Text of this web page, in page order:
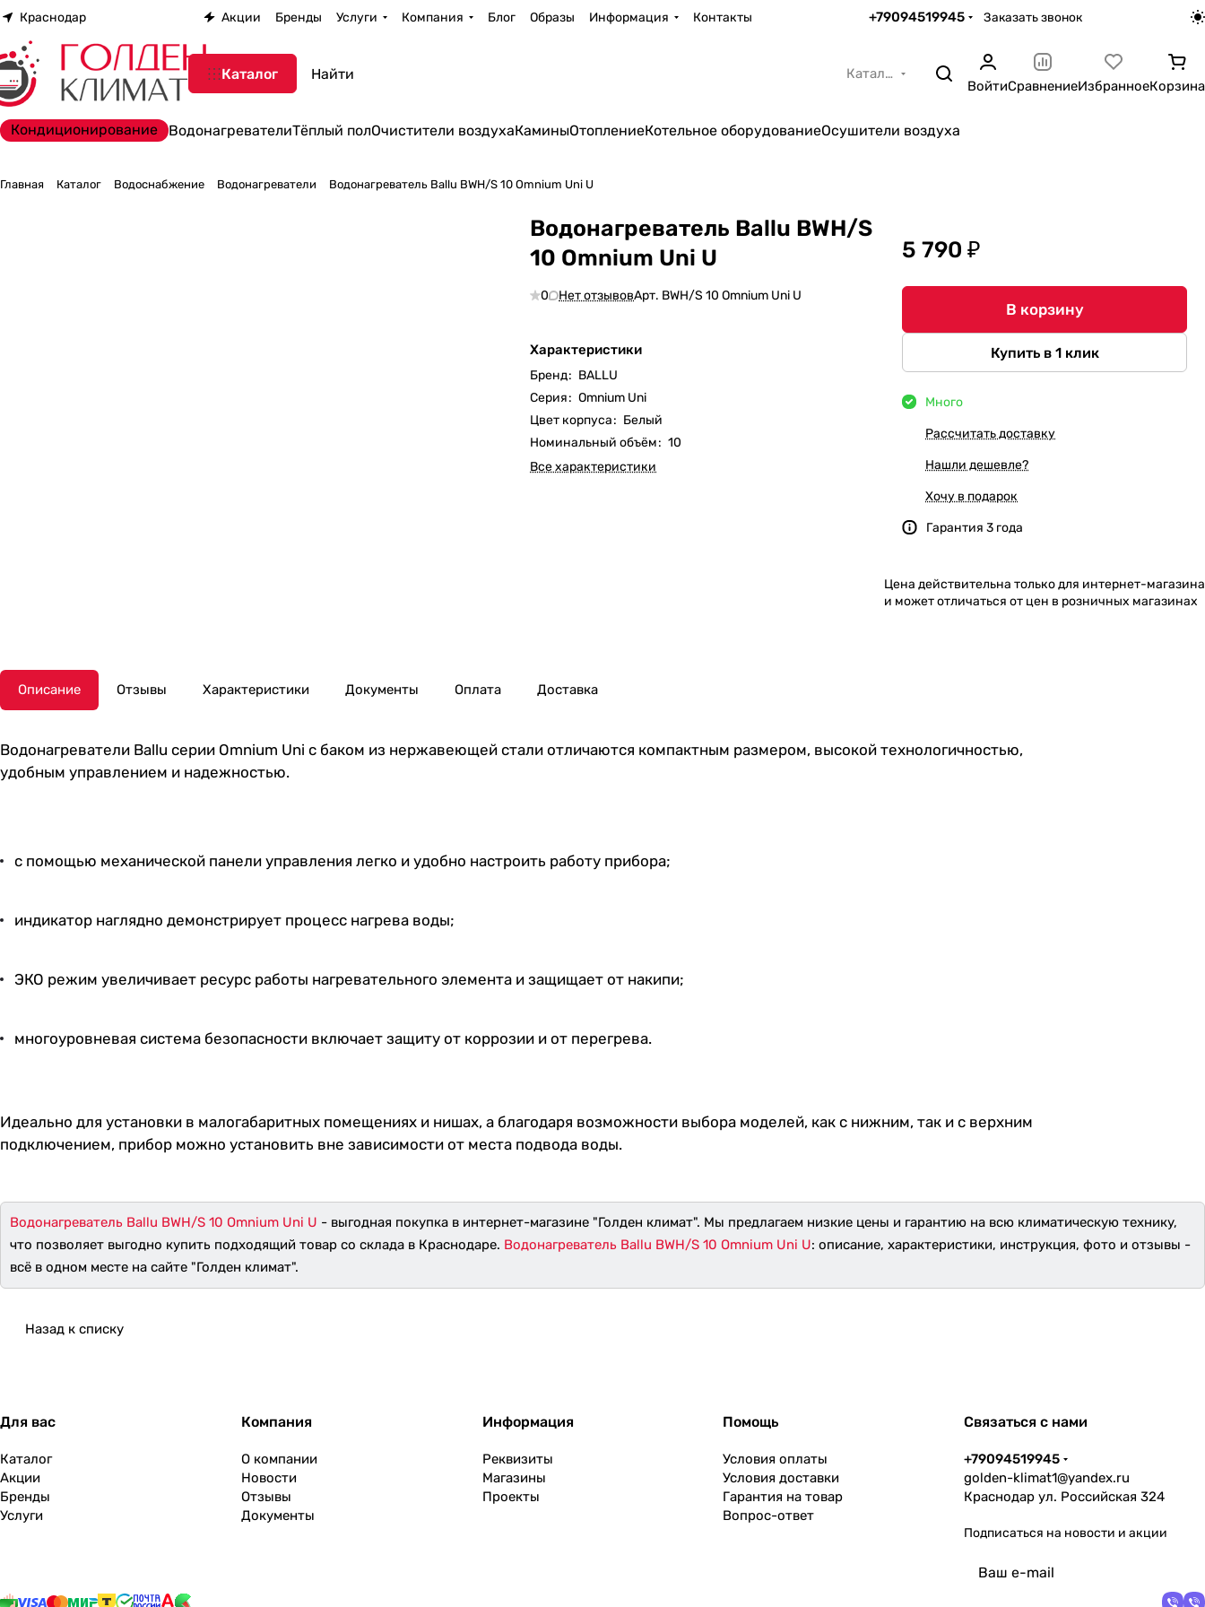
Краснодар Акции Бренды Услуги Компания Блог Образы Информация Контакты +79094519945 Заказать звонок
Каталог Каталог
ВойтиСравнениеИзбранноеКорзина
Кондиционирование ВодонагревателиТёплый полОчистители воздухаКаминыОтоплениеКотельное оборудованиеОсушители воздуха
Главная Каталог Водоснабжение Водонагреватели Водонагреватель Ballu BWH/S 10 Omnium Uni U
Водонагреватель Ballu BWH/S
10 Omnium Uni U
0 Нет отзывовАрт. BWH/S 10 Omnium Uni U
Характеристики
Бренд: BALLU
Серия: Omnium Uni
Цвет корпуса: Белый
Номинальный объём: 10
Все характеристики
5 790 ₽
В корзину
Купить в 1 клик
Много
Рассчитать доставку
Нашли дешевле?
Хочу в подарок
Гарантия 3 года
Цена действительна только для интернет-магазина
и может отличаться от цен в розничных магазинах
Описание Отзывы Характеристики Документы Оплата Доставка
Водонагреватели Ballu серии Omnium Uni с баком из нержавеющей стали отличаются компактным размером, высокой технологичностью,
удобным управлением и надежностью.
с помощью механической панели управления легко и удобно настроить работу прибора;
индикатор наглядно демонстрирует процесс нагрева воды;
ЭКО режим увеличивает ресурс работы нагревательного элемента и защищает от накипи;
многоуровневая система безопасности включает защиту от коррозии и от перегрева.
Идеально для установки в малогабаритных помещениях и нишах, а благодаря возможности выбора моделей, как с нижним, так и с верхним
подключением, прибор можно установить вне зависимости от места подвода воды.
Водонагреватель Ballu BWH/S 10 Omnium Uni U - выгодная покупка в интернет-магазине "Голден климат". Мы предлагаем низкие цены и гарантию на всю климатическую технику,
что позволяет выгодно купить подходящий товар со склада в Краснодаре. Водонагреватель Ballu BWH/S 10 Omnium Uni U: описание, характеристики, инструкция, фото и отзывы -
всё в одном месте на сайте "Голден климат".
Назад к списку
Для вас
Каталог
Акции
Бренды
Услуги
Компания
О компании
Новости
Отзывы
Документы
Информация
Реквизиты
Магазины
Проекты
Помощь
Условия оплаты
Условия доставки
Гарантия на товар
Вопрос-ответ
Связаться с нами
+79094519945
golden-klimat1@yandex.ru
Краснодар ул. Российская 324
Подписаться на новости и акции